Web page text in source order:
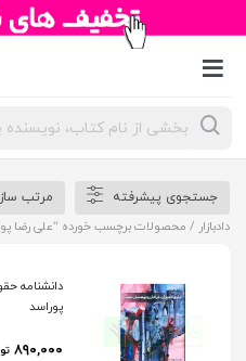
جستجوی
محصولات
جستجوی پیشرفته
مرتب
دادبازار / محصولات برچسب خورده “علی رضا
دانشنامه
پوراسد
۸۹۰,۰۰۰